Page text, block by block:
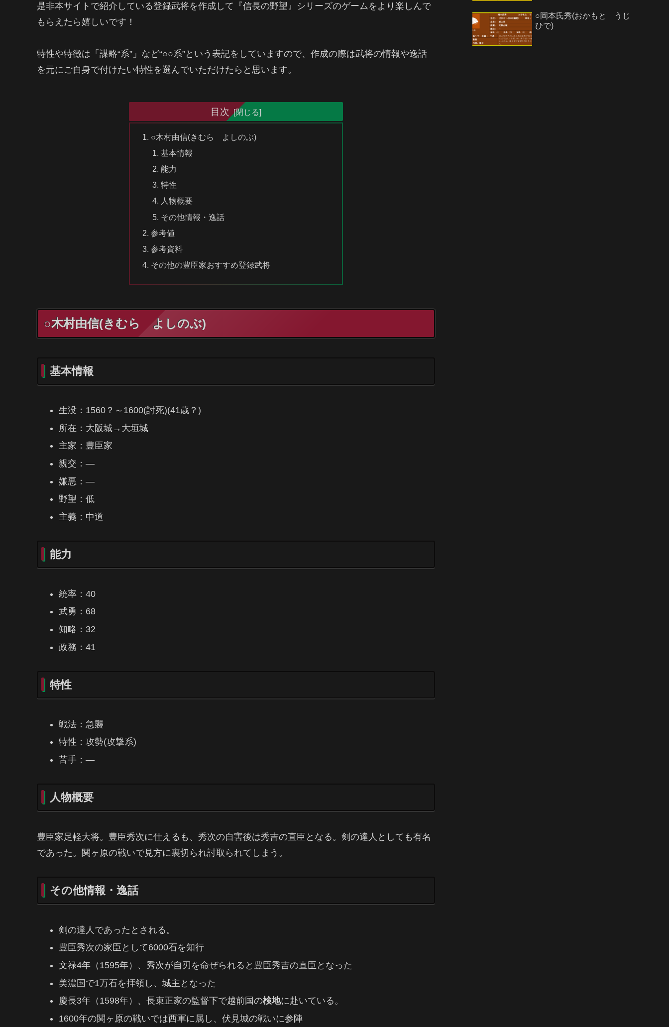
是非本サイトで紹介している登録武将を作成して『信長の野望』シリーズのゲームをより楽しんで
もらえたら嬉しいです！
特性や特徴は「謀略“系”」など“○○系”という表記をしていますので、作成の際は武将の情報や逸話
を元にご自身で付けたい特性を選んでいただけたらと思います。
目次
○木村由信(きむら よしのぶ)
基本情報
能力
特性
人物概要
その他情報・逸話
参考値
参考資料
その他の豊臣家おすすめ登録武将
○木村由信(きむら よしのぶ)
基本情報
生没：1560？～1600(討死)(41歳？)
所在：大阪城→大垣城
主家：豊臣家
親交：―
嫌悪：―
野望：低
主義：中道
能力
統率：40
武勇：68
知略：32
政務：41
特性
戦法：急襲
特性：攻勢(攻撃系)
苦手：―
人物概要
豊臣家足軽大将。豊臣秀次に仕えるも、秀次の自害後は秀吉の直臣となる。剣の達人としても有名
であった。関ヶ原の戦いで見方に裏切られ討取られてしまう。
その他情報・逸話
剣の達人であったとされる。
豊臣秀次の家臣として6000石を知行
文禄4年（1595年）、秀次が自刃を命ぜられると豊臣秀吉の直臣となった
美濃国で1万石を拝領し、城主となった
慶長3年（1598年）、長束正家の監督下で越前国の検地に赴いている。
1600年の関ヶ原の戦いでは西軍に属し、伏見城の戦いに参陣
○岡本氏秀(おかもと うじ
ひで)